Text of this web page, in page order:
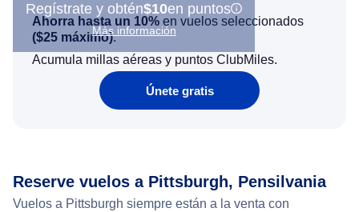
Regístrate y obtén$10en puntos
Más información
Ahorra hasta un 10% en vuelos seleccionados
($25 máximo).
Acumula millas aéreas y puntos ClubMiles.
Únete gratis
Reserve vuelos a Pittsburgh, Pensilvania
Vuelos a Pittsburgh siempre están a la venta con